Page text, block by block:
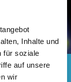
Inhalte und
für soziale
auf unsere
wir